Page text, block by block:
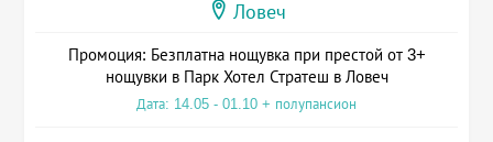
Ловеч
Промоция: Безплатна нощувка при престой от 3+
нощувки в Парк Хотел Стратеш в Ловеч
Дата: 14.05 - 01.10 + полупансион